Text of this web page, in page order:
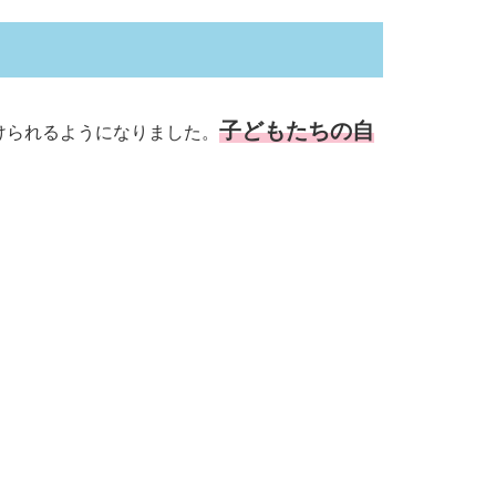
れるようになりました。 子どもたちの自